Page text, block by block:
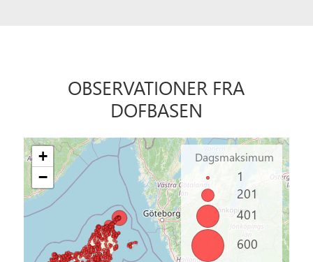
OBSER­VATIONER FRA
DOFBASEN
+
−
Dagsmaksimum
1
201
401
600